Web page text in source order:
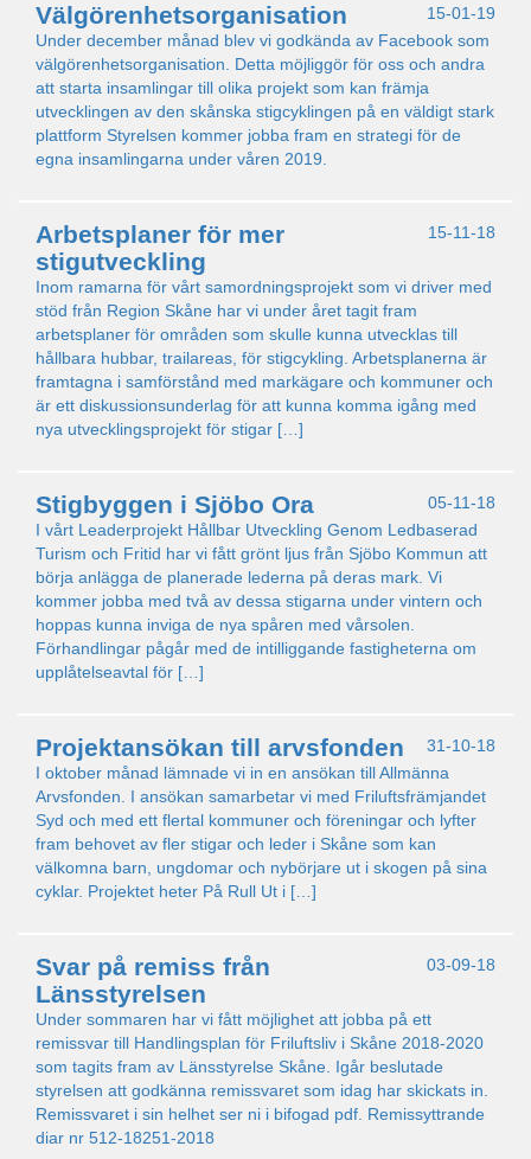
15-01-19
Välgörenhetsorganisation
Under december månad blev vi godkända av Facebook som
välgörenhetsorganisation. Detta möjliggör för oss och andra
att starta insamlingar till olika projekt som kan främja
utvecklingen av den skånska stigcyklingen på en väldigt stark
plattform Styrelsen kommer jobba fram en strategi för de
egna insamlingarna under våren 2019.
15-11-18
Arbetsplaner för mer
stigutveckling
Inom ramarna för vårt samordningsprojekt som vi driver med
stöd från Region Skåne har vi under året tagit fram
arbetsplaner för områden som skulle kunna utvecklas till
hållbara hubbar, trailareas, för stigcykling. Arbetsplanerna är
framtagna i samförstånd med markägare och kommuner och
är ett diskussionsunderlag för att kunna komma igång med
nya utvecklingsprojekt för stigar […]
05-11-18
Stigbyggen i Sjöbo Ora
I vårt Leaderprojekt Hållbar Utveckling Genom Ledbaserad
Turism och Fritid har vi fått grönt ljus från Sjöbo Kommun att
börja anlägga de planerade lederna på deras mark. Vi
kommer jobba med två av dessa stigarna under vintern och
hoppas kunna inviga de nya spåren med vårsolen.
Förhandlingar pågår med de intilliggande fastigheterna om
upplåtelseavtal för […]
31-10-18
Projektansökan till arvsfonden
I oktober månad lämnade vi in en ansökan till Allmänna
Arvsfonden. I ansökan samarbetar vi med Friluftsfrämjandet
Syd och med ett flertal kommuner och föreningar och lyfter
fram behovet av fler stigar och leder i Skåne som kan
välkomna barn, ungdomar och nybörjare ut i skogen på sina
cyklar. Projektet heter På Rull Ut i […]
03-09-18
Svar på remiss från
Länsstyrelsen
Under sommaren har vi fått möjlighet att jobba på ett
remissvar till Handlingsplan för Friluftsliv i Skåne 2018-2020
som tagits fram av Länsstyrelse Skåne. Igår beslutade
styrelsen att godkänna remissvaret som idag har skickats in.
Remissvaret i sin helhet ser ni i bifogad pdf. Remissyttrande
diar nr 512-18251-2018